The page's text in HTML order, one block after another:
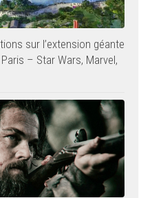
sur l’extension géante
– Star Wars, Marvel,